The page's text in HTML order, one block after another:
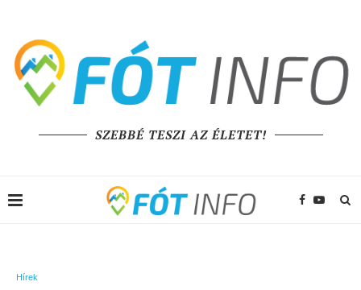
SZEBBÉ TESZI AZ ÉLETET!
Hírek